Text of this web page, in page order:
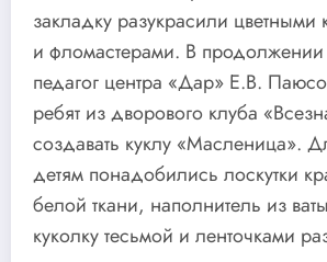
закладку разукрасили
и фломастерами. В продолжении
педагог центра «Дар» Е.В.
ребят из дворового клуба
создавать куклу «Масленица».
детям понадобились лоскутки
белой ткани, наполнитель из
куколку тесьмой и ленточками